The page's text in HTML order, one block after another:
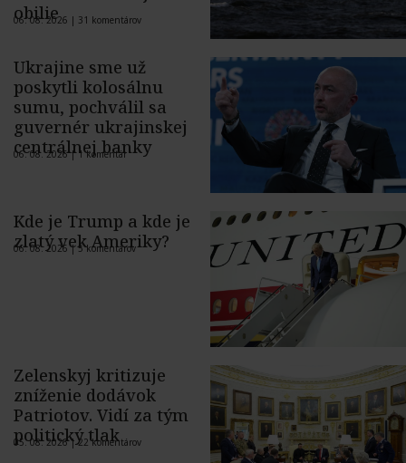
obilie
06. 08. 2026 | 31 komentárov
Ukrajine sme už
poskytli kolosálnu
sumu, pochválil sa
guvernér ukrajinskej
centrálnej banky
06. 08. 2026 |1 komentár
Kde je Trump a kde je
zlatý vek Ameriky?
06. 08. 2026 |5 komentárov
Zelenskyj kritizuje
zníženie dodávok
Patriotov. Vidí za tým
politický tlak
05. 08. 2026 |22 komentárov